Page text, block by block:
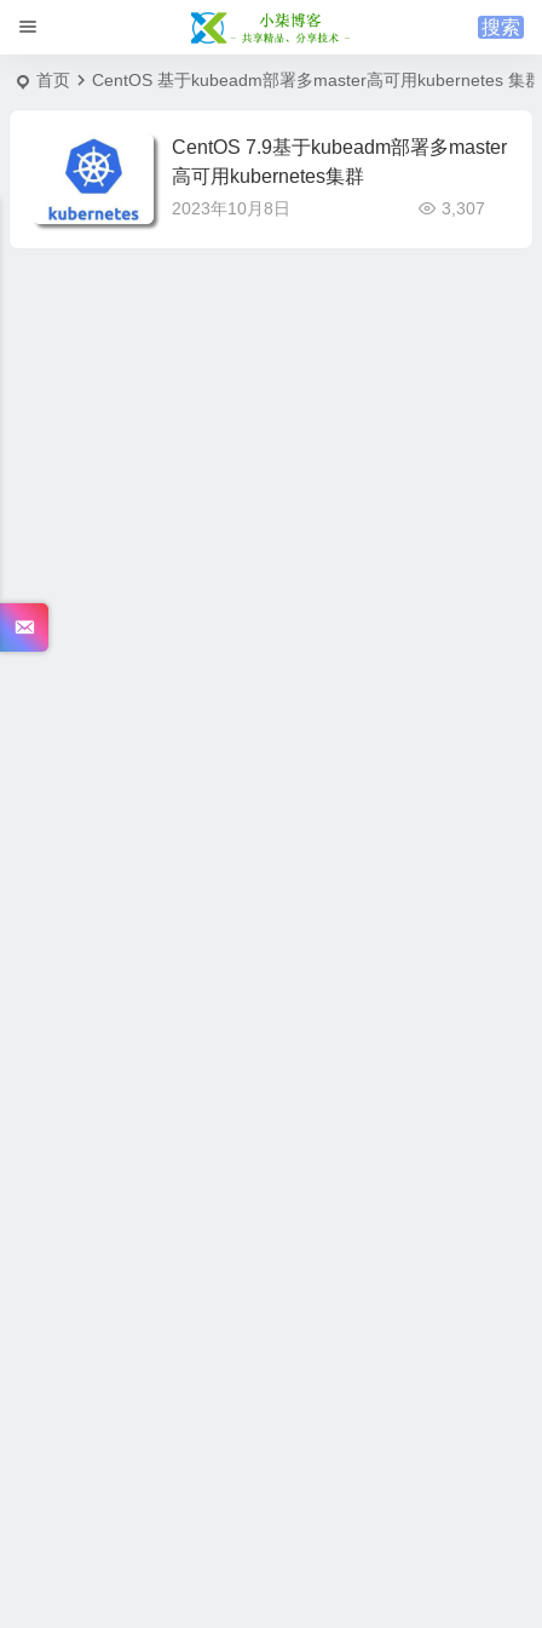
首页 CentOS 基于kubeadm部署多master高可用kubernetes 集群
CentOS 7.9基于kubeadm部署多master
高可用kubernetes集群
2023年10月8日 3,307